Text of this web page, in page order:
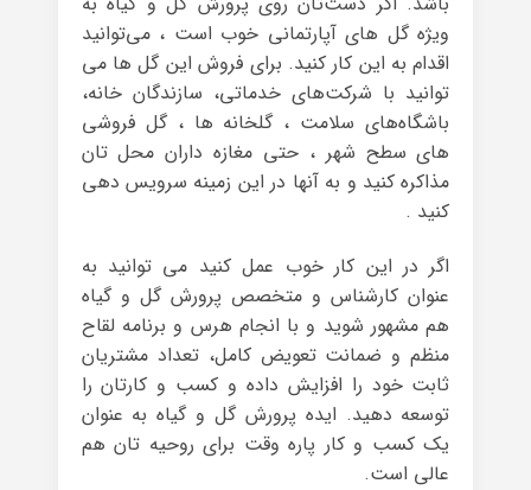
ویژه گل های آپارتمانی خوب است ، می‌توانید
اقدام به این کار کنید. برای فروش این گل ها می
توانید با شرکت‌های خدماتی، سازندگان خانه،
باشگاه‌های سلامت ، گلخانه ها ، گل فروشی
های سطح شهر ، حتی مغازه داران محل تان
مذاکره کنید و به آنها در این زمینه سرویس دهی
کنید .
اگر در این کار خوب عمل کنید می توانید به
عنوان کارشناس و متخصص پرورش گل و گیاه
هم مشهور شوید و با انجام هرس و برنامه‌ لقاح
منظم و ضمانت تعویض کامل، تعداد مشتریان
ثابت خود را افزایش داده و کسب و کارتان را
توسعه دهید. ایده پرورش گل و گیاه به عنوان
یک کسب‌ و کار پاره وقت برای روحیه تان هم
عالی است.